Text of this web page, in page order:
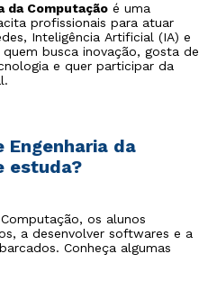
da Computação é uma
profissionais para atuar
Inteligência Artificial (IA) e
busca inovação, gosta de
e quer participar da
Engenharia da
estuda?
os alunos
a desenvolver softwares e a
Conheça algumas